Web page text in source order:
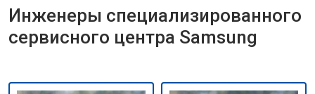
Инженеры специализированного
сервисного центра Samsung